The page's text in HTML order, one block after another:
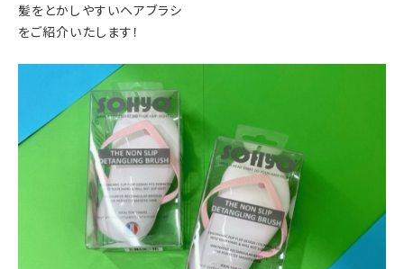
髪をとかしやすいヘアブラシ
をご紹介いたします！